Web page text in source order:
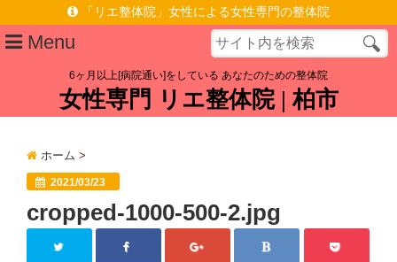
「リエ整体院」女性による女性専門の整体院
Menu
プロフィール
症状メニュー
慢性腰痛を根本原因から改善へ | 女性専門 | 柏駅東口徒歩6分
脊柱管狭窄症なら | 女性専門 リエ整体院 | 柏駅東口徒歩6分
6ヶ月以上[病院通い]をしている あなたのための整体院
女性専門 リエ整体院 | 柏市
ホーム >
2021/03/23
cropped-1000-500-2.jpg